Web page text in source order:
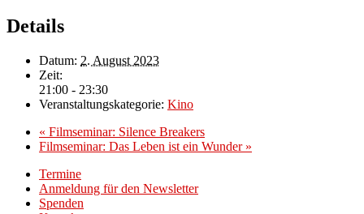
Details
Datum: 2. August 2023
Zeit:
21:00 - 23:30
Veranstaltungskategorie: Kino
« Filmseminar: Silence Breakers
Filmseminar: Das Leben ist ein Wunder »
Termine
Anmeldung für den Newsletter
Spenden